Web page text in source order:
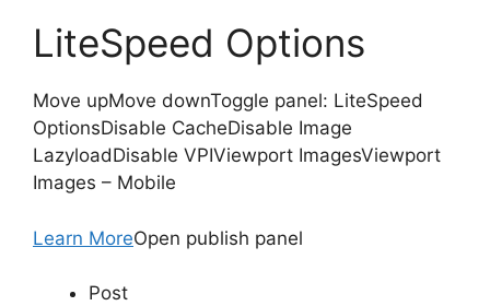
LiteSpeed Options
Move upMove downToggle panel: LiteSpeed
OptionsDisable CacheDisable Image
LazyloadDisable VPIViewport ImagesViewport
Images – Mobile
Learn MoreOpen publish panel
Post